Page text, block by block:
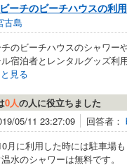
ーチのビーチハウスの利
古島
のビーチハウスのシャワー
宿泊者とレンタルグッズ利
見る
0人の人に役立ちました
05/11 23:27:09
回答者：
月に利用した時には駐車場
水のシャワーは無料です。